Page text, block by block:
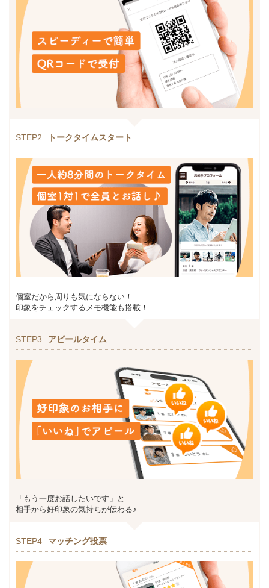
STEP2 トークタイムスタート
個室だから周りも気にならない！
印象をチェックするメモ機能も搭載！
STEP3 アピールタイム
「もう一度お話したいです」と
相手から好印象の気持ちが伝わる♪
STEP4 マッチング投票